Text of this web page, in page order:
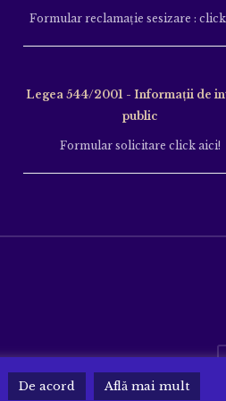
Formular reclamație sesizare :
Legea 544/2001 - Informații de
public
Formular solicitare click aici!
De acord Află mai mult